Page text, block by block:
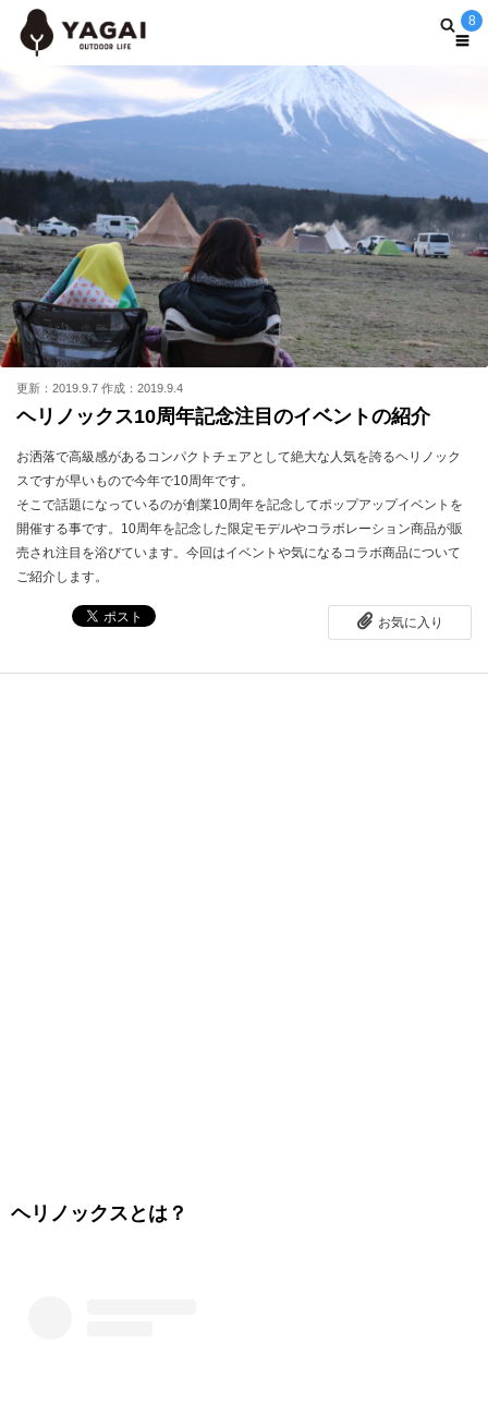
8
更新：2019.9.7 作成：2019.9.4
ヘリノックス10周年記念注目のイベントの紹介
お洒落で高級感があるコンパクトチェアとして絶大な人気を誇るヘリノック
スですが早いもので今年で10周年です。
そこで話題になっているのが創業10周年を記念してポップアップイベントを
開催する事です。10周年を記念した限定モデルやコラボレーション商品が販
売され注目を浴びています。今回はイベントや気になるコラボ商品について
ご紹介します。
お気に入り
ヘリノックスとは？